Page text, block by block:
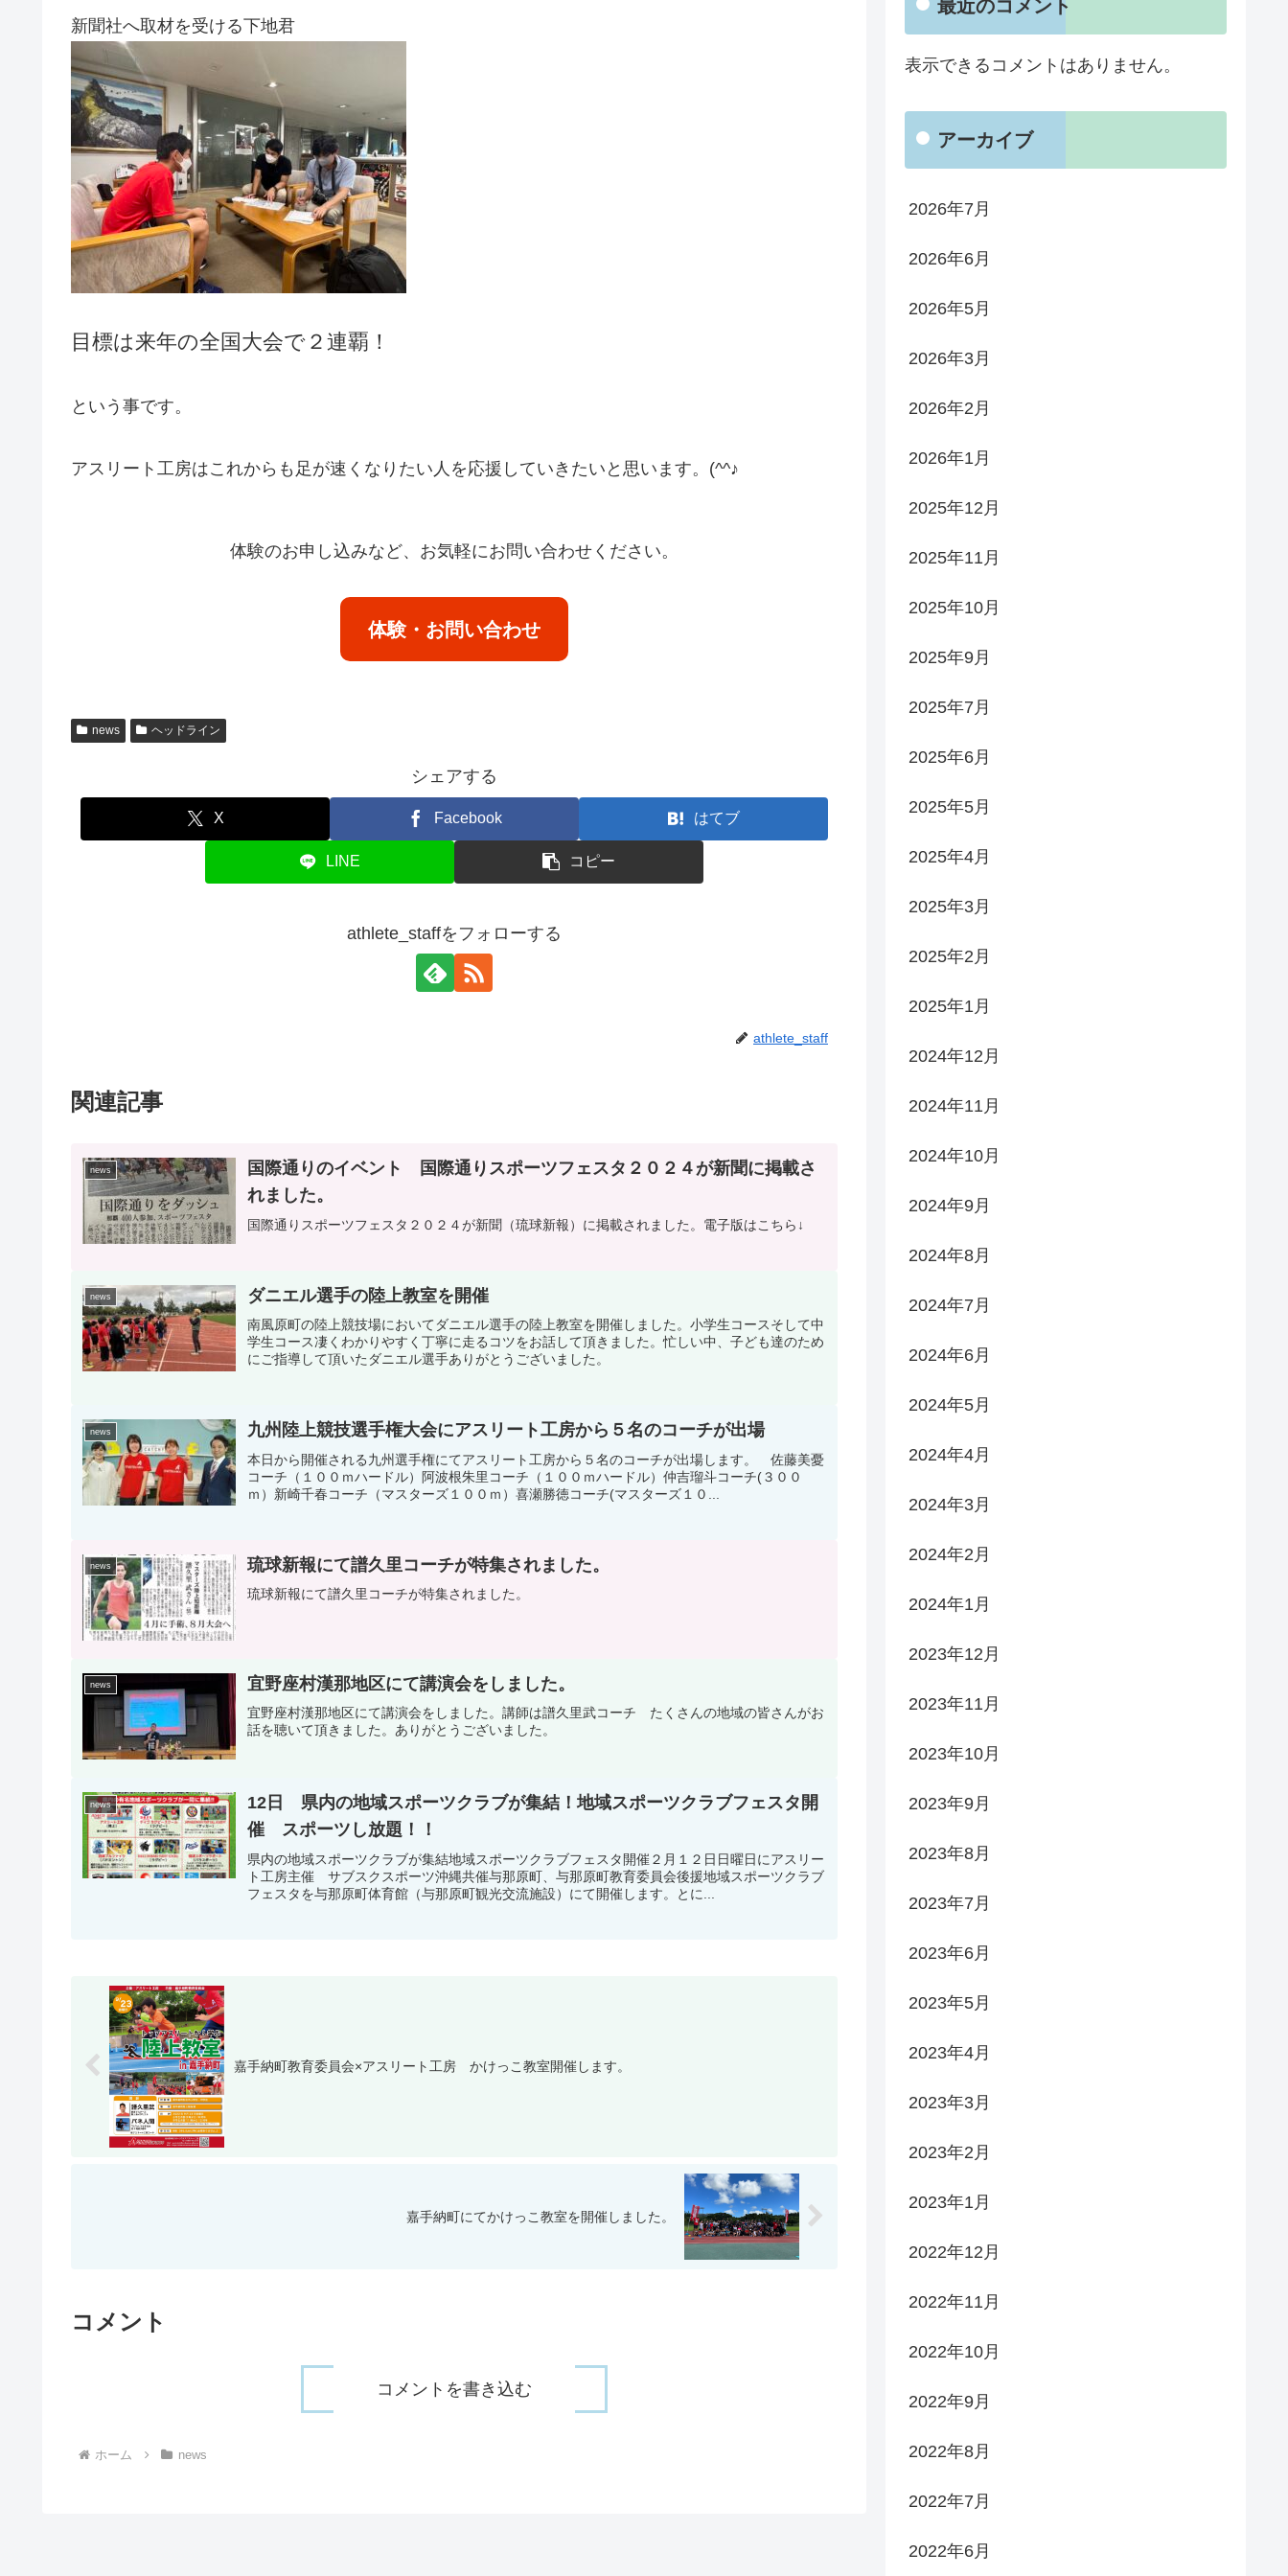
新聞社へ取材を受ける下地君
目標は来年の全国大会で２連覇！
という事です。
アスリート工房はこれからも足が速くなりたい人を応援していきたいと思います。(^^♪
体験のお申し込みなど、お気軽にお問い合わせください。
体験・お問い合わせ
news ヘッドライン
シェアする
X Facebook はてブ
LINE コピー
athlete_staffをフォローする
athlete_staff
関連記事
news
国際通りのイベント 国際通りスポーツフェスタ２０２４が新聞に掲載さ
れました。
国際通りスポーツフェスタ２０２４が新聞（琉球新報）に掲載されました。電子版はこちら↓
news ダニエル選手の陸上教室を開催
南風原町の陸上競技場においてダニエル選手の陸上教室を開催しました。小学生コースそして中
学生コース凄くわかりやすく丁寧に走るコツをお話して頂きました。忙しい中、子ども達のため
にご指導して頂いたダニエル選手ありがとうございました。
news 九州陸上競技選手権大会にアスリート工房から５名のコーチが出場
本日から開催される九州選手権にてアスリート工房から５名のコーチが出場します。 佐藤美憂
コーチ（１００ｍハードル）阿波根朱里コーチ（１００ｍハードル）仲吉瑠斗コーチ(３００
ｍ）新崎千春コーチ（マスターズ１００ｍ）喜瀬勝徳コーチ(マスターズ１０...
news 琉球新報にて譜久里コーチが特集されました。
琉球新報にて譜久里コーチが特集されました。
news 宜野座村漢那地区にて講演会をしました。
宜野座村漢那地区にて講演会をしました。講師は譜久里武コーチ たくさんの地域の皆さんがお
話を聴いて頂きました。ありがとうございました。
news
12日 県内の地域スポーツクラブが集結！地域スポーツクラブフェスタ開
催 スポーツし放題！！
県内の地域スポーツクラブが集結地域スポーツクラブフェスタ開催２月１２日日曜日にアスリー
ト工房主催 サブスクスポーツ沖縄共催与那原町、与那原町教育委員会後援地域スポーツクラブ
フェスタを与那原町体育館（与那原町観光交流施設）にて開催します。とに...
嘉手納町教育委員会×アスリート工房 かけっこ教室開催します。
嘉手納町にてかけっこ教室を開催しました。
コメント
コメントを書き込む
ホーム news
最近のコメント
表示できるコメントはありません。
アーカイブ
2026年7月
2026年6月
2026年5月
2026年3月
2026年2月
2026年1月
2025年12月
2025年11月
2025年10月
2025年9月
2025年7月
2025年6月
2025年5月
2025年4月
2025年3月
2025年2月
2025年1月
2024年12月
2024年11月
2024年10月
2024年9月
2024年8月
2024年7月
2024年6月
2024年5月
2024年4月
2024年3月
2024年2月
2024年1月
2023年12月
2023年11月
2023年10月
2023年9月
2023年8月
2023年7月
2023年6月
2023年5月
2023年4月
2023年3月
2023年2月
2023年1月
2022年12月
2022年11月
2022年10月
2022年9月
2022年8月
2022年7月
2022年6月